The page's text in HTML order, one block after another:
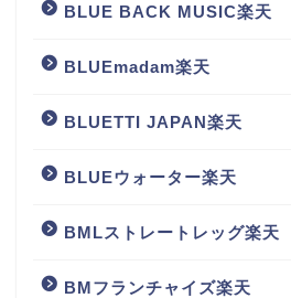
BLUE BACK MUSIC楽天
BLUEmadam楽天
BLUETTI JAPAN楽天
BLUEウォーター楽天
BMLストレートレッグ楽天
BMフランチャイズ楽天